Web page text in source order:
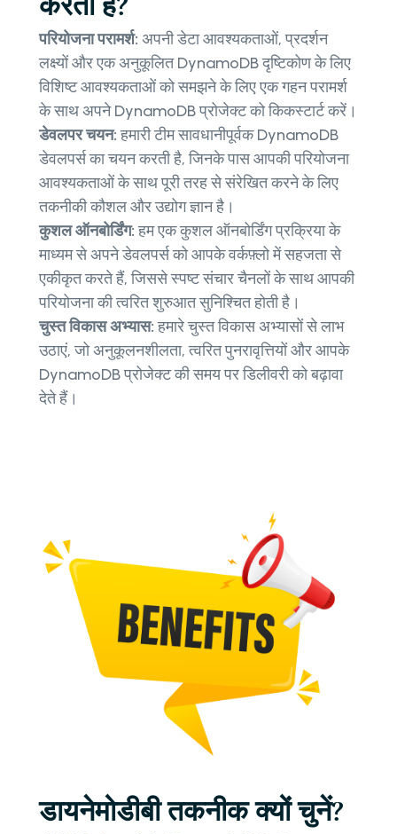
परियोजना परामर्श: अपनी डेटा आवश्यकताओं, प्रदर्शन
लक्ष्यों और एक अनुकूलित DynamoDB दृष्टिकोण के लिए
विशिष्ट आवश्यकताओं को समझने के लिए एक गहन परामर्श
के साथ अपने DynamoDB प्रोजेक्ट को किकस्टार्ट करें।
डेवलपर चयन:हमारी टीम सावधानीपूर्वक DynamoDB
डेवलपर्स का चयन करती है, जिनके पास आपकी परियोजना
आवश्यकताओं के साथ पूरी तरह से संरेखित करने के लिए
तकनीकी कौशल और उद्योग ज्ञान है।
कुशल ऑनबोर्डिंग:हम एक कुशल ऑनबोर्डिंग प्रक्रिया के
माध्यम से अपने डेवलपर्स को आपके वर्कफ़्लो में सहजता से
एकीकृत करते हैं, जिससे स्पष्ट संचार चैनलों के साथ आपकी
परियोजना की त्वरित शुरुआत सुनिश्चित होती है।
चुस्त विकास अभ्यास:हमारे चुस्त विकास अभ्यासों से लाभ
उठाएं, जो अनुकूलनशीलता, त्वरित पुनरावृत्तियों और आपके
DynamoDB प्रोजेक्ट की समय पर डिलीवरी को बढ़ावा
देते हैं।
डायनेमोडीबी तकनीक क्यों चुनें?